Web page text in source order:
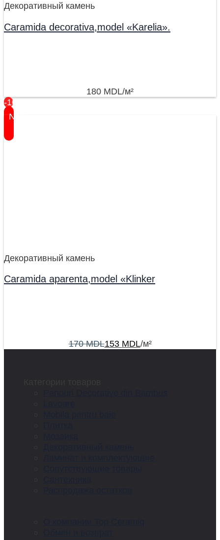
Декоративный камень
Caramida decorativa,model «Karelia».
180 MDL/м²
-10%
New
Декоративный камень
Caramida aparenta,model «Klinker
170MDL153 MDL/м²